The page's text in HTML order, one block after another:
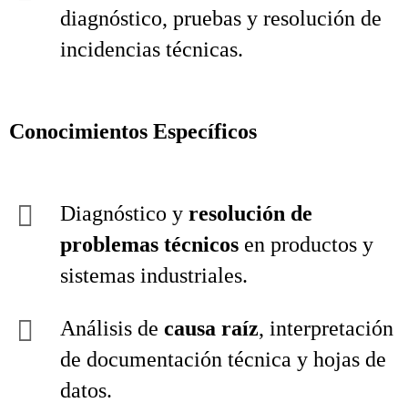
diagnóstico, pruebas y resolución de
incidencias técnicas.
Conocimientos Específicos
Diagnóstico y resolución de
problemas técnicos en productos y
sistemas industriales.
Análisis de causa raíz, interpretación
de documentación técnica y hojas de
datos.